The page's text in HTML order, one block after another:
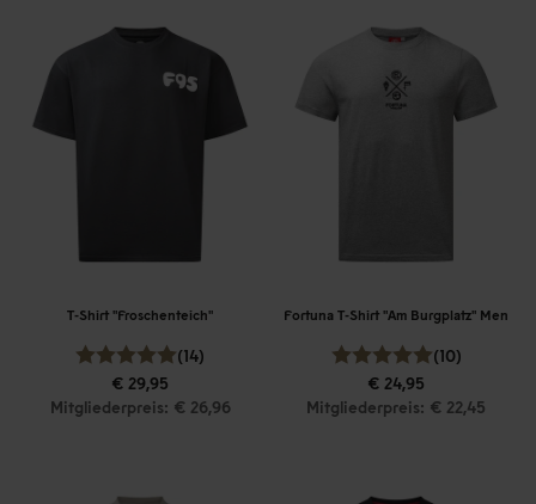
T-Shirt "Froschenteich"
(14)
€ 29,95
Mitgliederpreis: € 26,96
Fortuna T-Shirt "Am Burgplatz" Men
(10)
€ 24,95
Mitgliederpreis: € 22,45